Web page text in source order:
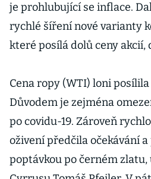
je prohlubující se inflace.
rychlé šíření nové varianty
které posílá dolů ceny akcií,
Cena ropy (WTI) loni
Důvodem je zejména
po covidu-19. Zároveň
oživení předčila očekávání
poptávkou po černém